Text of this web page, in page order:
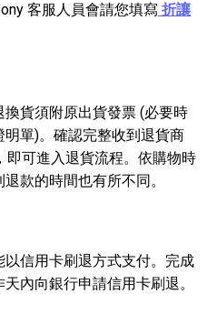
客服人員會請您填寫 折讓
貨須附原出貨發票 (必要時
單)。確認完整收到退貨商
即可進入退貨流程。依購物時
款的時間也有所不同。
信用卡刷退方式支付。完成
內向銀行申請信用卡刷退。